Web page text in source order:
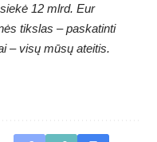
12 mlrd. Eur
tikslas – paskatinti
– visų mūsų ateitis.